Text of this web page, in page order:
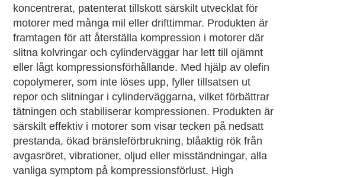
koncentrerat, patenterat tillskott särskilt utvecklat för
motorer med många mil eller drifttimmar. Produkten är
framtagen för att återställa kompression i motorer där
slitna kolvringar och cylinderväggar har lett till ojämnt
eller lågt kompressionsförhållande. Med hjälp av olefin
copolymerer, som inte löses upp, fyller tillsatsen ut
repor och slitningar i cylinderväggarna, vilket förbättrar
tätningen och stabiliserar kompressionen. Produkten är
särskilt effektiv i motorer som visar tecken på nedsatt
prestanda, ökad bränsleförbrukning, blåaktig rök från
avgasröret, vibrationer, oljud eller misständningar, alla
vanliga symptom på kompressionsförlust. High